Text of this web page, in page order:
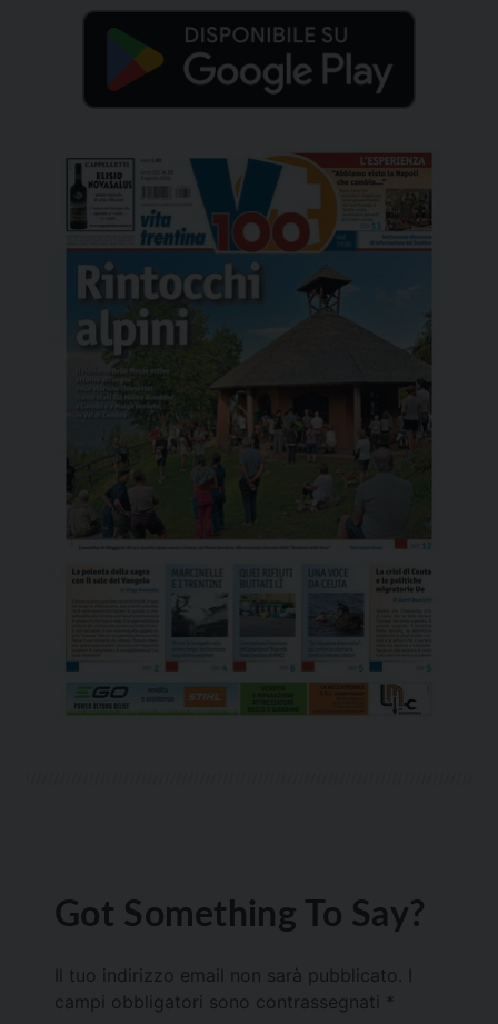
Got Something To Say?
Il tuo indirizzo email non sarà pubblicato.
campi obbligatori sono contrassegnati *